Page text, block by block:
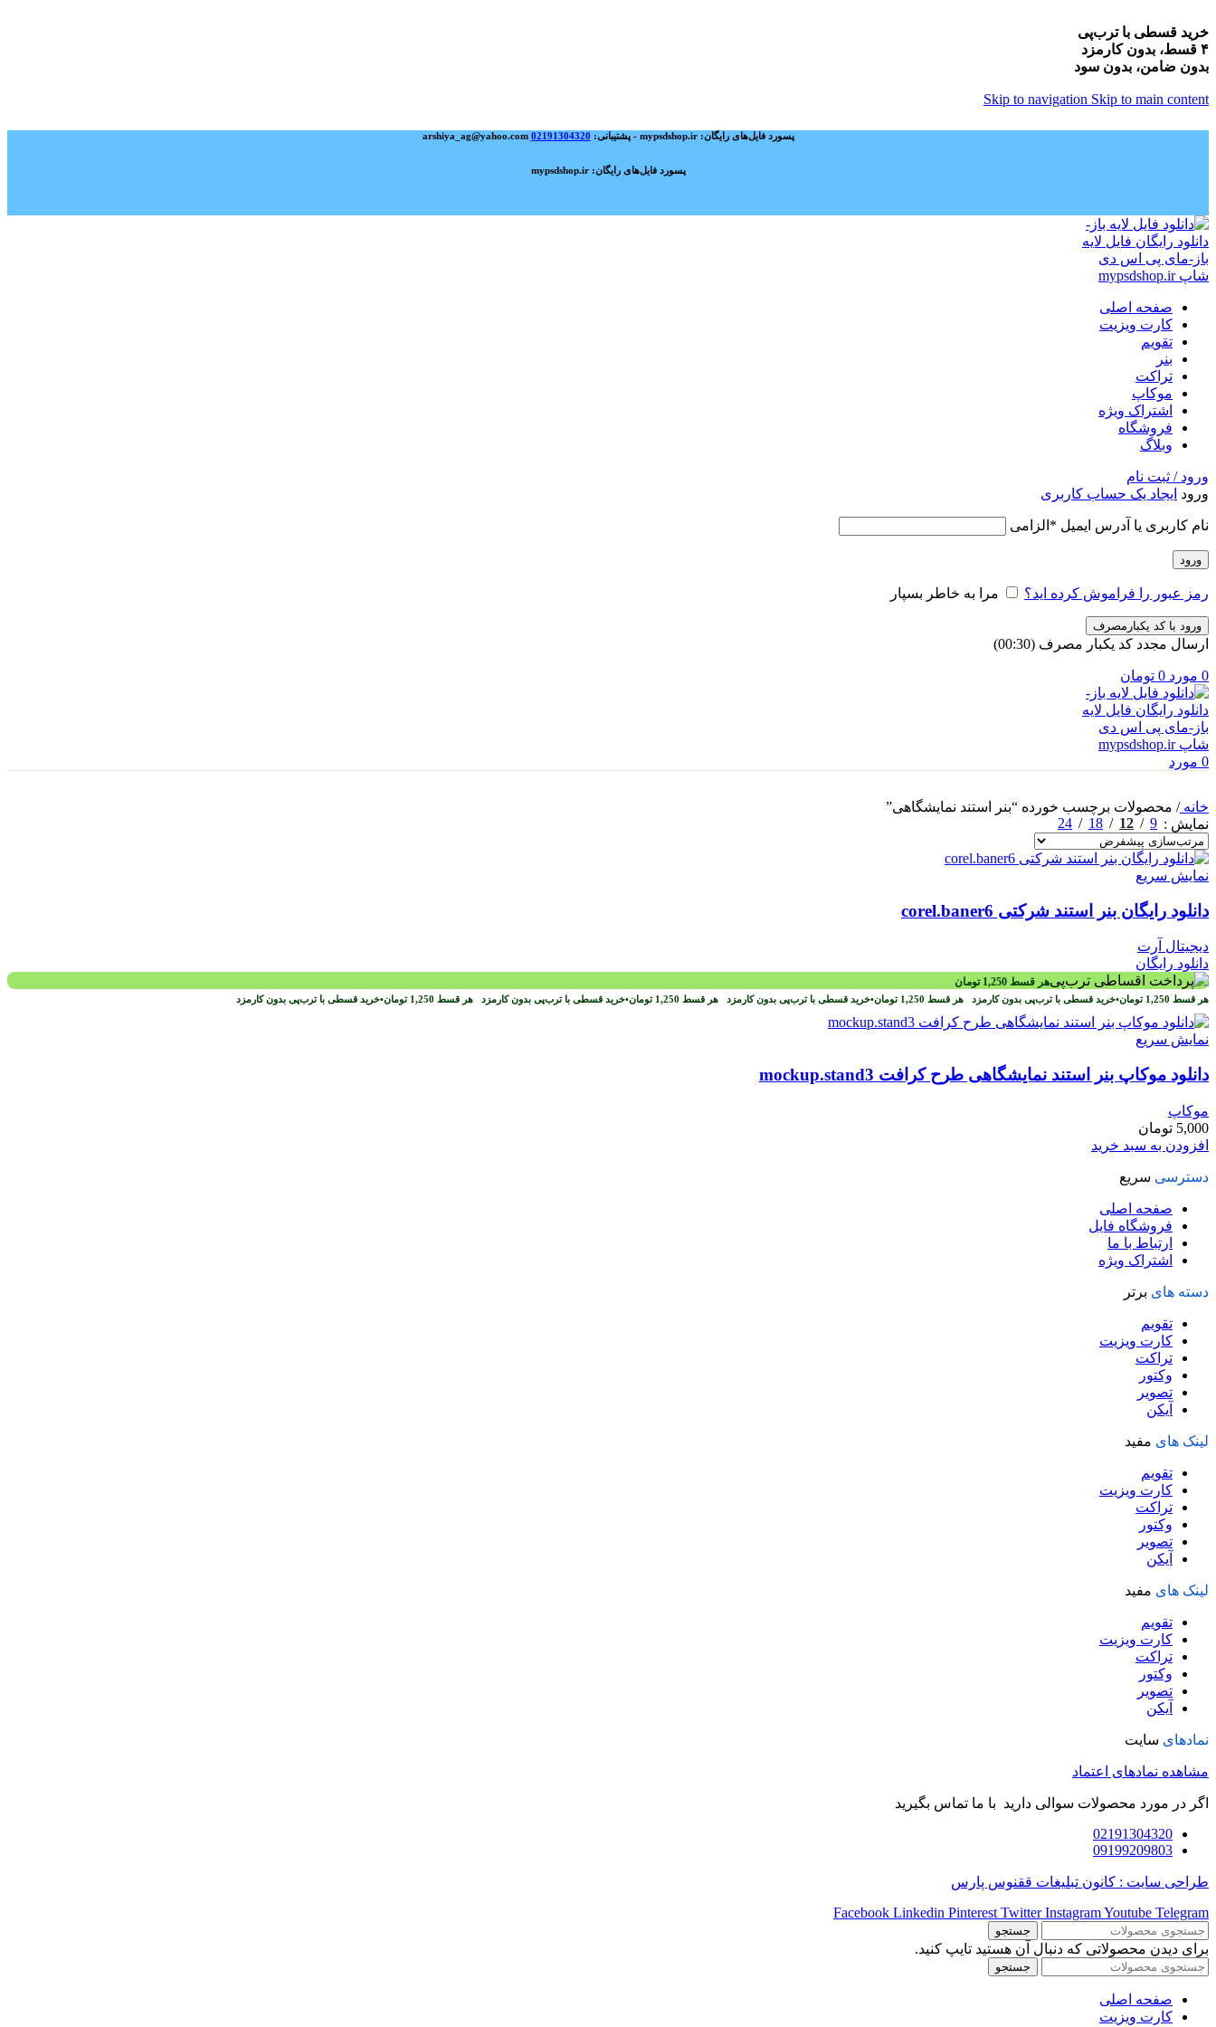
خرید قسطی با ترب‌پی
۴ قسط، بدون کارمزد
بدون ضامن، بدون سود
Skip to navigation Skip to main content
پسورد فایل‌های رایگان: mypsdshop.ir - پشتیبانی: arshiya_ag@yahoo.com 02191304320
پسورد فایل‌های رایگان: mypsdshop.ir
صفحه اصلی
کارت ویزیت
تقویم
بنر
تراکت
موکاپ
اشتراک ویژه
فروشگاه
وبلاگ
ورود / ثبت نام
ورود ایجاد یک حساب کاربری
نام کاربری یا آدرس ایمیل * الزامی
ورود
رمز عبور را فراموش کرده اید؟ مرا به خاطر بسپار
ورود با کد یکبارمصرف
ارسال مجدد کد یکبار مصرف (00:
30
)
0 مورد 0 تومان
0 مورد
خانه/ محصولات برچسب خورده “بنر استند نمایشگاهی”
نمایش
9
12
18
24
نمایش سریع
دانلود رایگان بنر استند شرکتی corel.baner6
دیجیتال آرت
دانلود رایگان
هر قسط 1,250 تومان
هر قسط 1,250 تومان•خرید قسطی با ترب‌پی بدون کارمزد هر قسط 1,250 تومان•خرید قسطی با ترب‌پی بدون کارمزد هر قسط 1,250 تومان•خرید قسطی با ترب‌پی بدون کارمزد هر قسط 1,250 تومان•خرید قسطی با ترب‌پی بدون کارمزد
نمایش سریع
دانلود موکاپ بنر استند نمایشگاهی طرح کرافت mockup.stand3
موکاپ
5,000 تومان
افزودن به سبد خرید
دسترسی سریع
صفحه اصلی
فروشگاه فایل
ارتباط با ما
اشتراک ویژه
دسته های برتر
تقویم
کارت ویزیت
تراکت
وکتور
تصویر
آیکن
لینک های مفید
تقویم
کارت ویزیت
تراکت
وکتور
تصویر
آیکن
لینک های مفید
تقویم
کارت ویزیت
تراکت
وکتور
تصویر
آیکن
نمادهای سایت
مشاهده نمادهای اعتماد
اگر در مورد محصولات سوالی دارید با ما تماس بگیرید
02191304320
09199209803
طراحی سایت : کانون تبلیغات ققنوس پارس
Facebook Linkedin Pinterest Twitter InstagramYoutube Telegram
جستجو
برای دیدن محصولاتی که دنبال آن هستید تایپ کنید.
جستجو
صفحه اصلی
کارت ویزیت